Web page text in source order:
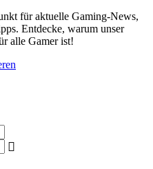
für aktuelle Gaming-News,
Entdecke, warum unser
alle Gamer ist!